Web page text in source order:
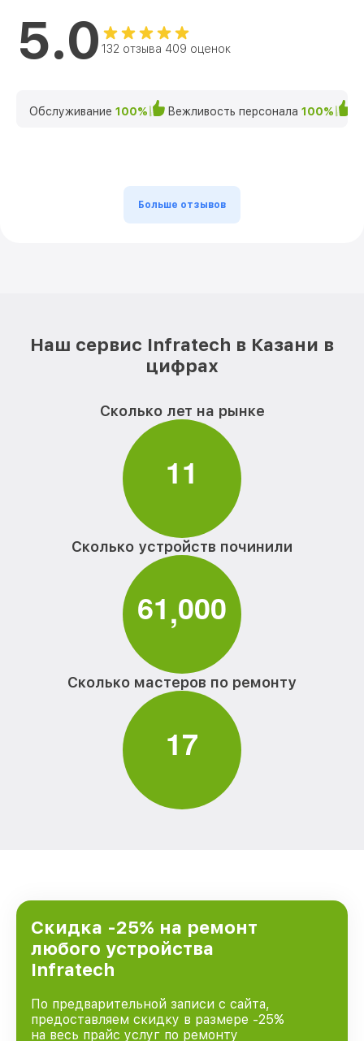
5.0 132 отзыва 409 оценок
Обслуживание 100% Вежливость персонала 100%
Больше отзывов
Наш сервис Infratech в Казани в
цифрах
Сколько лет на рынке
11
Сколько устройств починили
61,000
Сколько мастеров по ремонту
17
Скидка -25% на ремонт
любого устройства
Infratech
По предварительной записи с сайта,
предоставляем скидку в размере -25%
на весь прайс услуг по ремонту